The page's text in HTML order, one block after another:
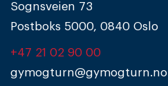
Sognsveien 73
Postboks 5000, 0840 Oslo
+47 21 02 90 00
gymogturn@gymogturn.no